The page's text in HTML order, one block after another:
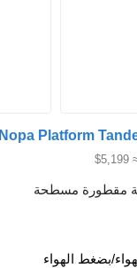
Nopa Platform
≈
مقطورة مسطحة
بضغط الهواء